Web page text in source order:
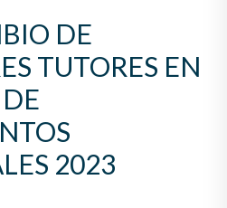
DE
TUTORES EN
2023